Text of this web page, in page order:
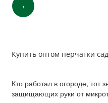
‹
Купить оптом перчатки
Кто работал в огороде, тот
защищающих руки от